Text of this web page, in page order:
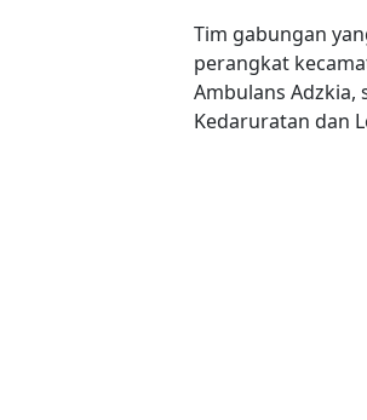
Tim gabungan
perangkat
Ambulans Adzkia,
Kedaruratan dan